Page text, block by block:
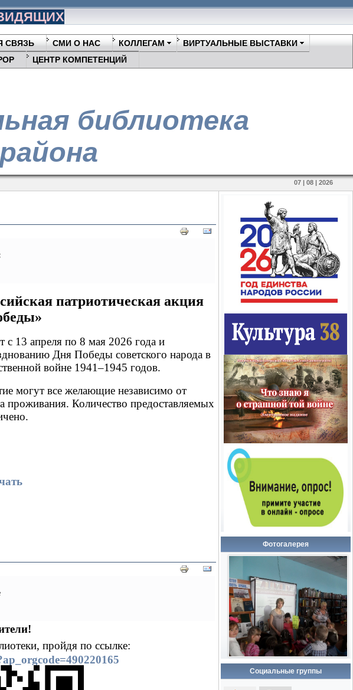
СВЯЗЬ СМИ О НАС КОЛЛЕГАМ
ВИРТУАЛЬНЫЕ ВЫСТАВКИ
ЦЕНТР КОМПЕТЕНЦИЙ
библиотека
07 | 08 | 2026
патриотическая акция
с 13 апреля по 8 мая 2026 года и
Дня Победы советского народа в
войне 1941–1945 годов.
могут все желающие независимо от
проживания. Количество предоставляемых
пройдя по ссылке:
Фотогалерея
Социальные группы